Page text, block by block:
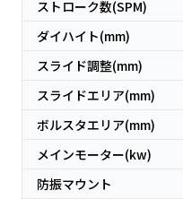
ストローク数(SPM)
ダイハイト(mm)
スライド調整(mm)
スライドエリア(mm)
ボルスタエリア(mm)
メインモーター(kw)
防振マウント